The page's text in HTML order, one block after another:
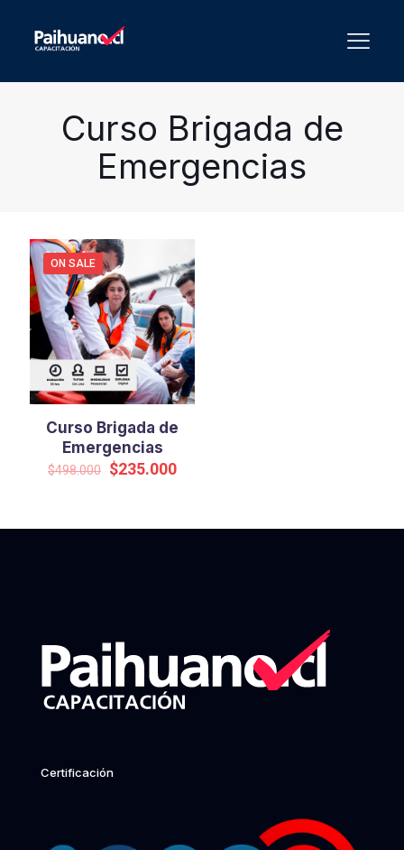
Curso Brigada de
Emergencias
ON SALE
Curso Brigada de
Emergencias
$498.000 Original
$235.000Current
Certificación